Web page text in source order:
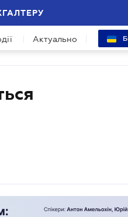
Актуально